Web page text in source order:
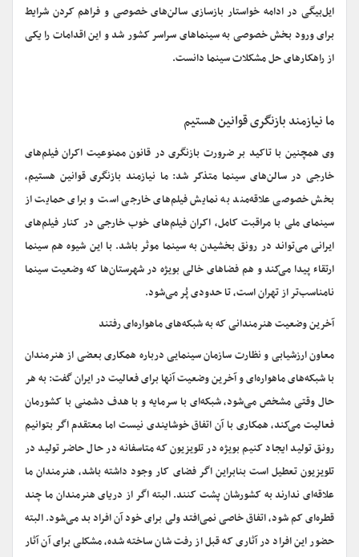
ایل‌بیگی در ادامه خواستار بازسازی سالن‌های خصوصی و فراهم کردن شرایط
برای ورود بخش خصوصی به سینماهای سراسر کشور شد و این اقدامات را یکی
از راهکارهای حل مشکلات سینما دانست.
ما نیازمند بازنگری قوانین هستیم
وی همچنین با تاکید بر ضرورت بازنگری در قانون ممنوعیت اکران فیلم‌های
خارجی در سالن‌های سینما متذکر شد: ما نیازمند بازنگری قوانین هستیم،
بخش خصوصی علاقه‌مند به نمایش فیلم‌های خارجی است و برای حمایت از
سینمای ملی با مراقبت کامل، اکران فیلم‌های خوب خارجی در کنار فیلم‌های
ایرانی می‌تواند در رونق بخشیدن به سینما موثر باشد. با این شیوه هم سینما
ارتقاء پیدا می‌کند و هم فضاهای خالی بویژه در شهرستان‌ها که وضعیت سینما
نامناسب‌تر از تهران است، تا حدودی پُر می‌شود.
آخرین وضعیت هنرمندانی که به شبکه‌های ماهواره‌ای رفتند
معاون ارزشیابی و نظارت سازمان سینمایی درباره همکاری بعضی از هنرمندان
با شبکه‌های ماهواره‌ای و آخرین وضعیت آنها برای فعالیت در ایران گفت: به هر
حال وقتی مشخص می‌شود، شبکه‌ای با سرمایه و با هدف دشمنی با کشورمان
فعالیت می‌کند، همکاری با آن اتفاق خوشایندی نیست اما معتقدم اگر بتوانیم
رونق تولید ایجاد کنیم بویژه در تلویزیون که متاسفانه در حال حاضر تولید در
تلویزیون تعطیل است بنابراین اگر فضای کار وجود داشته باشد، هنرمندان ما
علاقه‌ای ندارند به کشورشان پشت کنند. البته اگر از دریای هنرمندان ما چند
قطره‌ای کم شود، اتفاق خاصی نمی‌افتد ولی برای خود آن افراد بد می‌شود. البته
حضور این افراد در آثاری که قبل از رفت شان ساخته شده، مشکلی برای آن آثار